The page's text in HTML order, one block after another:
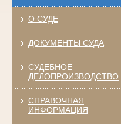
О СУДЕ
ДОКУМЕНТЫ СУДА
СУДЕБНОЕ
ДЕЛОПРОИЗВОДСТВО
СПРАВОЧНАЯ
ИНФОРМАЦИЯ